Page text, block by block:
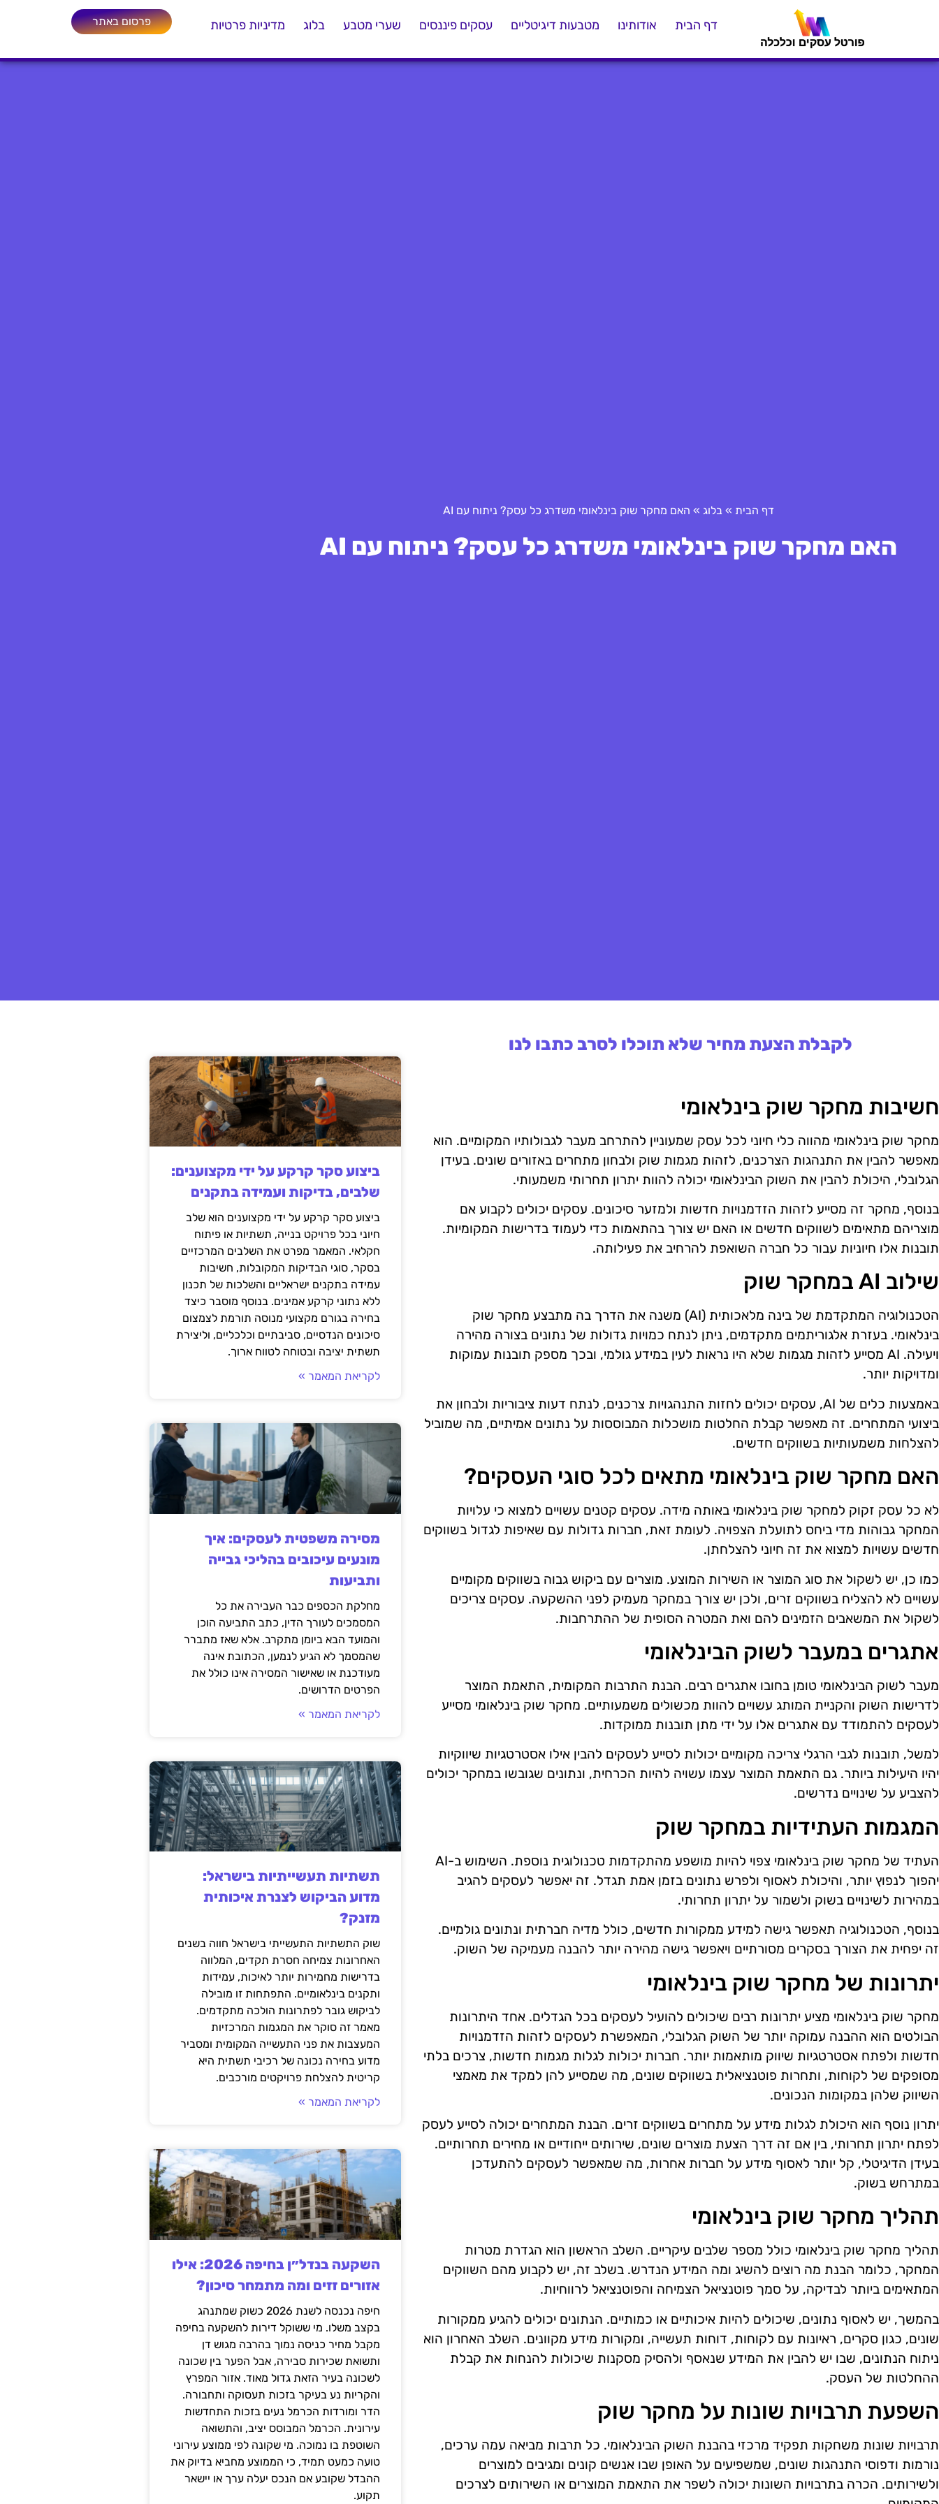
דף הבית אודותינו מטבעות דיגיטליים עסקים פיננסים שערי מטבע בלוג מדיניות פרטיות פרסום באתר
דף הבית » בלוג » האם מחקר שוק בינלאומי משדרג כל עסק? ניתוח עם AI
האם מחקר שוק בינלאומי משדרג כל עסק? ניתוח עם AI
לקבלת הצעת מחיר שלא תוכלו לסרב כתבו לנו
חשיבות מחקר שוק בינלאומי
מחקר שוק בינלאומי מהווה כלי חיוני לכל עסק שמעוניין להתרחב מעבר לגבולותיו המקומיים. הוא
מאפשר להבין את התנהגות הצרכנים, לזהות מגמות שוק ולבחון מתחרים באזורים שונים. בעידן
הגלובלי, היכולת להבין את השוק הבינלאומי יכולה להוות יתרון תחרותי משמעותי.
בנוסף, מחקר זה מסייע לזהות הזדמנויות חדשות ולמזער סיכונים. עסקים יכולים לקבוע אם
מוצריהם מתאימים לשווקים חדשים או האם יש צורך בהתאמות כדי לעמוד בדרישות המקומיות.
תובנות אלו חיוניות עבור כל חברה השואפת להרחיב את פעילותה.
שילוב AI במחקר שוק
הטכנולוגיה המתקדמת של בינה מלאכותית (AI) משנה את הדרך בה מתבצע מחקר שוק
בינלאומי. בעזרת אלגוריתמים מתקדמים, ניתן לנתח כמויות גדולות של נתונים בצורה מהירה
ויעילה. AI מסייע לזהות מגמות שלא היו נראות לעין במידע גולמי, ובכך מספק תובנות עמוקות
ומדויקות יותר.
באמצעות כלים של AI, עסקים יכולים לחזות התנהגויות צרכנים, לנתח דעות ציבוריות ולבחון את
ביצועי המתחרים. זה מאפשר קבלת החלטות מושכלות המבוססות על נתונים אמיתיים, מה שמוביל
להצלחות משמעותיות בשווקים חדשים.
האם מחקר שוק בינלאומי מתאים לכל סוגי העסקים?
לא כל עסק זקוק למחקר שוק בינלאומי באותה מידה. עסקים קטנים עשויים למצוא כי עלויות
המחקר גבוהות מדי ביחס לתועלת הצפויה. לעומת זאת, חברות גדולות עם שאיפות לגדול בשווקים
חדשים עשויות למצוא את זה חיוני להצלחתן.
כמו כן, יש לשקול את סוג המוצר או השירות המוצע. מוצרים עם ביקוש גבוה בשווקים מקומיים
עשויים לא להצליח בשווקים זרים, ולכן יש צורך במחקר מעמיק לפני ההשקעה. עסקים צריכים
לשקול את המשאבים הזמינים להם ואת המטרה הסופית של ההתרחבות.
אתגרים במעבר לשוק הבינלאומי
מעבר לשוק הבינלאומי טומן בחובו אתגרים רבים. הבנת התרבות המקומית, התאמת המוצר
לדרישות השוק והקניית המותג עשויים להוות מכשולים משמעותיים. מחקר שוק בינלאומי מסייע
לעסקים להתמודד עם אתגרים אלו על ידי מתן תובנות ממוקדות.
למשל, תובנות לגבי הרגלי צריכה מקומיים יכולות לסייע לעסקים להבין אילו אסטרטגיות שיווקיות
יהיו היעילות ביותר. גם התאמת המוצר עצמו עשויה להיות הכרחית, ונתונים שגובשו במחקר יכולים
להצביע על שינויים נדרשים.
המגמות העתידיות במחקר שוק
העתיד של מחקר שוק בינלאומי צפוי להיות מושפע מהתקדמות טכנולוגית נוספת. השימוש ב-AI
יהפוך לנפוץ יותר, והיכולת לאסוף ולפרש נתונים בזמן אמת תגדל. זה יאפשר לעסקים להגיב
במהירות לשינויים בשוק ולשמור על יתרון תחרותי.
בנוסף, הטכנולוגיה תאפשר גישה למידע ממקורות חדשים, כולל מדיה חברתית ונתונים גולמיים.
זה יפחית את הצורך בסקרים מסורתיים ויאפשר גישה מהירה יותר להבנה מעמיקה של השוק.
יתרונות של מחקר שוק בינלאומי
מחקר שוק בינלאומי מציע יתרונות רבים שיכולים להועיל לעסקים בכל הגדלים. אחד היתרונות
הבולטים הוא ההבנה עמוקה יותר של השוק הגלובלי, המאפשרת לעסקים לזהות הזדמנויות
חדשות ולפתח אסטרטגיות שיווק מותאמות יותר. חברות יכולות לגלות מגמות חדשות, צרכים בלתי
מסופקים של לקוחות, ותחרות פוטנציאלית בשווקים שונים, מה שמסייע להן למקד את מאמצי
השיווק שלהן במקומות הנכונים.
יתרון נוסף הוא היכולת לגלות מידע על מתחרים בשווקים זרים. הבנת המתחרים יכולה לסייע לעסק
לפתח יתרון תחרותי, בין אם זה דרך הצעת מוצרים שונים, שירותים ייחודיים או מחירים תחרותיים.
בעידן הדיגיטלי, קל יותר לאסוף מידע על חברות אחרות, מה שמאפשר לעסקים להתעדכן
במתרחש בשוק.
תהליך מחקר שוק בינלאומי
תהליך מחקר שוק בינלאומי כולל מספר שלבים עיקריים. השלב הראשון הוא הגדרת מטרות
המחקר, כלומר הבנת מה רוצים להשיג ומה המידע הנדרש. בשלב זה, יש לקבוע מהם השווקים
המתאימים ביותר לבדיקה, על סמך פוטנציאל הצמיחה והפוטנציאל לרווחיות.
בהמשך, יש לאסוף נתונים, שיכולים להיות איכותיים או כמותיים. הנתונים יכולים להגיע ממקורות
שונים, כגון סקרים, ראיונות עם לקוחות, דוחות תעשייה, ומקורות מידע מקוונים. השלב האחרון הוא
ניתוח הנתונים, שבו יש להבין את המידע שנאסף ולהסיק מסקנות שיכולות להנחות את קבלת
ההחלטות של העסק.
השפעת תרבויות שונות על מחקר שוק
תרבויות שונות משחקות תפקיד מרכזי בהבנת השוק הבינלאומי. כל תרבות מביאה עמה ערכים,
נורמות ודפוסי התנהגות שונים, שמשפיעים על האופן שבו אנשים קונים ומגיבים למוצרים
ולשירותים. הכרה בתרבויות השונות יכולה לשפר את התאמת המוצרים או השירותים לצרכים
ביצוע סקר קרקע על ידי מקצוענים:
שלבים, בדיקות ועמידה בתקנים
ביצוע סקר קרקע על ידי מקצוענים הוא שלב
חיוני בכל פרויקט בנייה, תשתיות או פיתוח
חקלאי. המאמר מפרט את השלבים המרכזיים
בסקר, סוגי הבדיקות המקובלות, חשיבות
עמידה בתקנים ישראליים והשלכות של תכנון
ללא נתוני קרקע אמינים. בנוסף מוסבר כיצד
בחירה בגורם מקצועי מנוסה תורמת לצמצום
סיכונים הנדסיים, סביבתיים וכלכליים, וליצירת
תשתית יציבה ובטוחה לטווח ארוך.
לקריאת המאמר »
מסירה משפטית לעסקים: איך
מונעים עיכובים בהליכי גבייה
ותביעות
מחלקת הכספים כבר העבירה את כל
המסמכים לעורך הדין, כתב התביעה הוכן
והמועד הבא ביומן מתקרב. אלא שאז מתברר
שהמסמך לא הגיע לנמען, הכתובת אינה
מעודכנת או שאישור המסירה אינו כולל את
הפרטים הדרושים.
לקריאת המאמר »
תשתיות תעשייתיות בישראל:
מדוע הביקוש לצנרת איכותית
מזנק?
שוק התשתיות התעשייתי בישראל חווה בשנים
האחרונות צמיחה חסרת תקדים, המלווה
בדרישות מחמירות יותר לאיכות, עמידות
ותקנים בינלאומיים. התפתחות זו מובילה
לביקוש גובר לפתרונות הולכה מתקדמים.
מאמר זה סוקר את המגמות המרכזיות
המעצבות את פני התעשייה המקומית ומסביר
מדוע בחירה נכונה של רכיבי תשתית היא
קריטית להצלחת פרויקטים מורכבים.
לקריאת המאמר »
השקעה בנדל״ן בחיפה 2026: אילו
אזורים זזים ומה מתמחר סיכון?
חיפה נכנסה לשנת 2026 כשוק שמתנהג
בקצב משלו. מי ששוקל דירות להשקעה בחיפה
מקבל מחיר כניסה נמוך בהרבה מגוש דן
ותשואת שכירות סבירה, אבל הפער בין שכונה
לשכונה בעיר הזאת גדול מאוד. אזור המפרץ
והקריות נע בעיקר בזכות תעסוקה ותחבורה.
הדר ומורדות הכרמל נעים בזכות התחדשות
עירונית. הכרמל המבוסס יציב, והתשואה
השוטפת בו נמוכה. מי שקונה לפי ממוצע עירוני
טועה כמעט תמיד, כי הממוצע מחביא בדיוק את
ההבדל שקובע אם הנכס יעלה ערך או יישאר
תקוע.